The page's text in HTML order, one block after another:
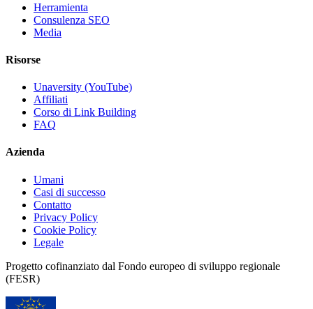
Herramienta
Consulenza SEO
Media
Risorse
Unaversity (YouTube)
Affiliati
Corso di Link Building
FAQ
Azienda
Umani
Casi di successo
Contatto
Privacy Policy
Cookie Policy
Legale
Progetto cofinanziato dal Fondo europeo di sviluppo regionale
(FESR)